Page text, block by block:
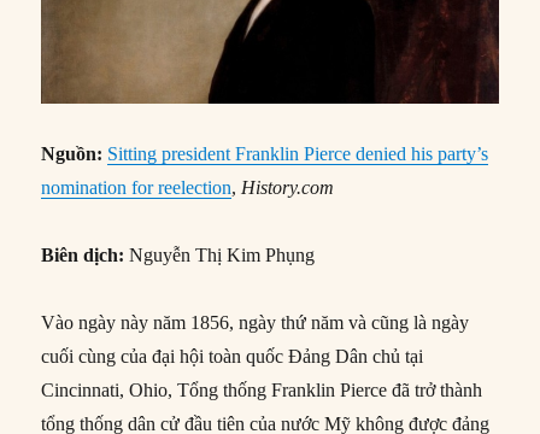
Nguồn: Sitting president Franklin Pierce denied his party’s
nomination for reelection, History.com
Biên dịch: Nguyễn Thị Kim Phụng
Vào ngày này năm 1856, ngày thứ năm và cũng là ngày
cuối cùng của đại hội toàn quốc Đảng Dân chủ tại
Cincinnati, Ohio, Tổng thống Franklin Pierce đã trở thành
tổng thống dân cử đầu tiên của nước Mỹ không được đảng